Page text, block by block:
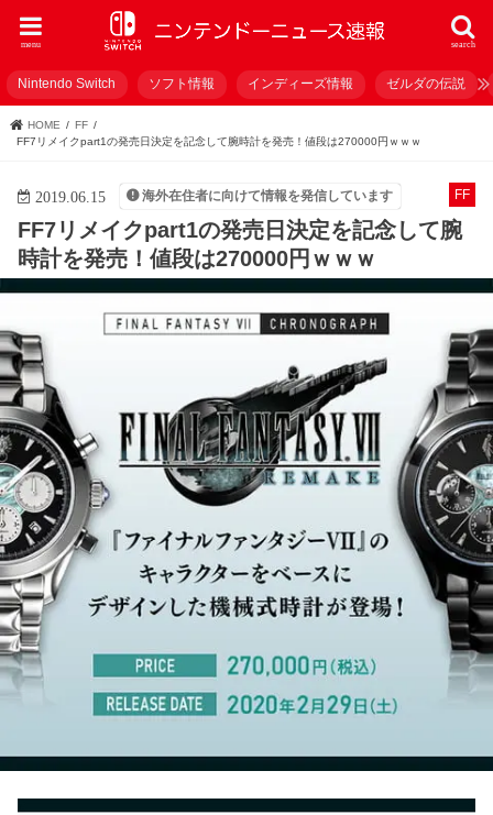
search
menu
Nintendo Switch ソフト情報 インディーズ情報 ゼルダの伝説
HOME
FF
FF7リメイクpart1の発売日決定を記念して腕時計を発売！値段は270000円ｗｗｗ
FF
2019.06.15 海外在住者に向けて情報を発信しています
FF7リメイクpart1の発売日決定を記念して腕
時計を発売！値段は270000円ｗｗｗ